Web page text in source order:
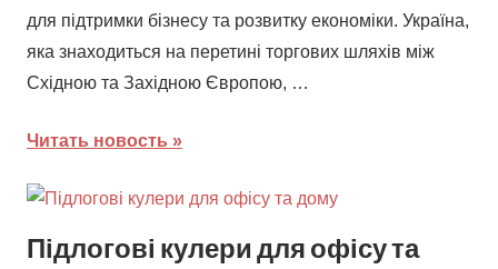
для підтримки бізнесу та розвитку економіки. Україна,
яка знаходиться на перетині торгових шляхів між
Східною та Західною Європою, …
Читать новость
Підлогові кулери для офісу та